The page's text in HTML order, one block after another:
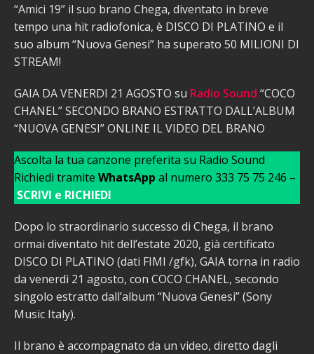
“Amici 19” il suo brano Chega, diventato in breve
tempo una hit radiofonica, è DISCO DI PLATINO e il
suo album “Nuova Genesi” ha superato 50 MILIONI DI
STREAM!
GAIA DA VENERDI 21 AGOSTO su Radio Sound “COCO
CHANEL” SECONDO BRANO ESTRATTO DALL’ALBUM
“NUOVA GENESI” ONLINE IL VIDEO DEL BRANO
Ascolta la tua canzone preferita su Radio Sound
Richiedi tramite WhatsApp al numero 333 75 75 246 –
SCRIVI e RICHIEDI
Dopo lo straordinario successo di Chega, il brano
ormai diventato hit dell’estate 2020, già certificato
DISCO DI PLATINO (dati FIMI /gfk), GAIA torna in radio
da venerdì 21 agosto, con COCO CHANEL, secondo
singolo estratto dall’album “Nuova Genesi” (Sony
Music Italy).
Il brano è accompagnato da un video, diretto dagli